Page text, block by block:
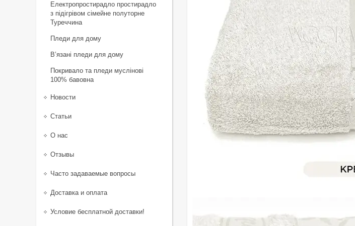
Електропростирадло простирадло
з підігрівом сімейне полуторне
Туреччина
Пледи для дому
В’язані пледи для дому
Покривало та пледи муслінові
100% бавовна
Новости
Статьи
О нас
Отзывы
Часто задаваемые вопросы
Доставка и оплата
Условие бесплатной доставки!